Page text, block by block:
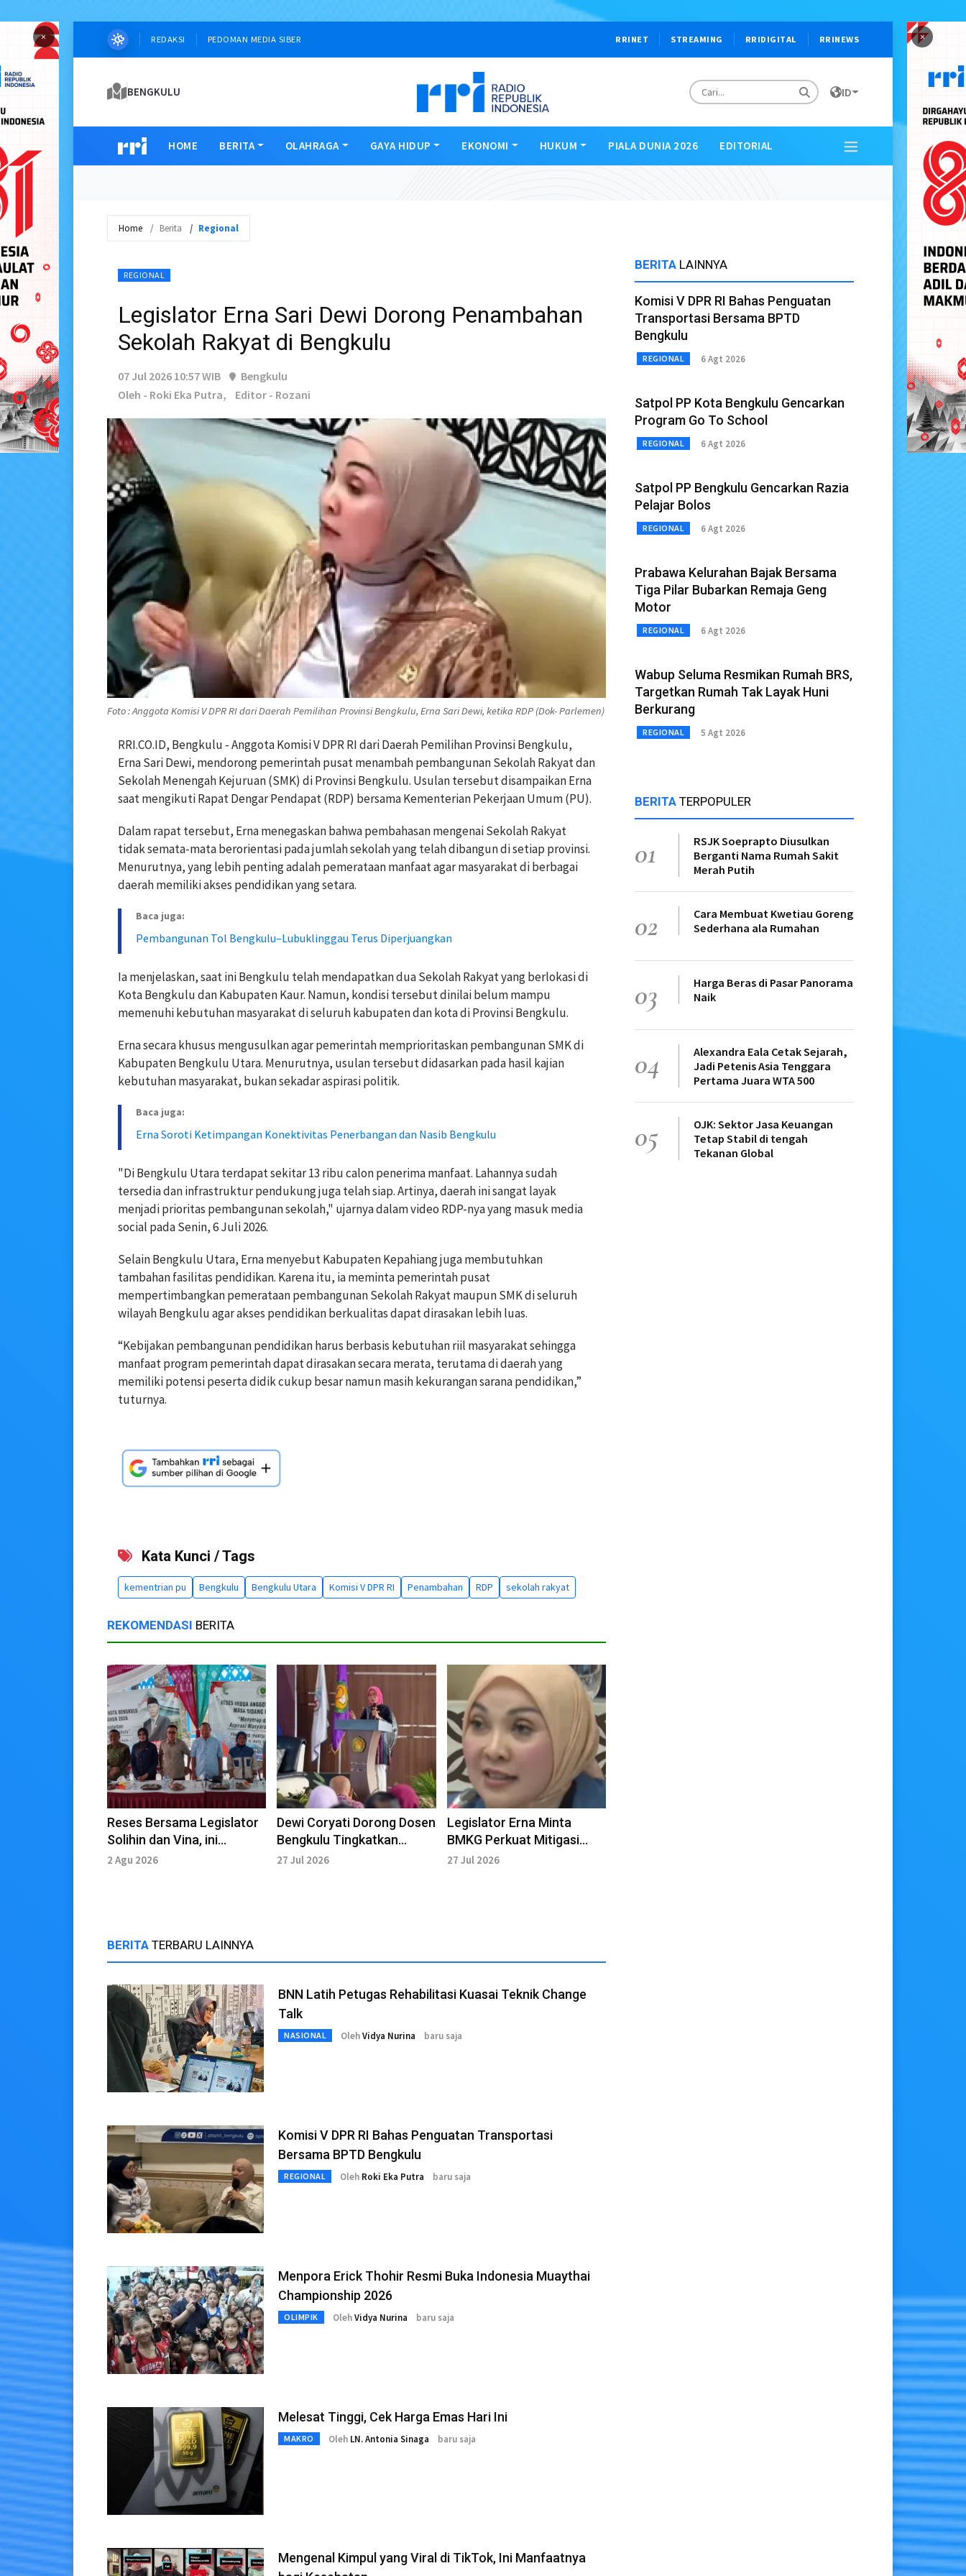
× ×
REDAKSI PEDOMAN MEDIA SIBER RRINET STREAMING RRIDIGITAL RRINEWS
BENGKULU ID
HOME BERITA OLAHRAGA GAYA HIDUP EKONOMI HUKUM PIALA DUNIA 2026 EDITORIAL
Home Berita Regional
REGIONAL
Legislator Erna Sari Dewi Dorong Penambahan
Sekolah Rakyat di Bengkulu
07 Jul 2026 10:57 WIB
Bengkulu
Oleh - Roki Eka Putra,
Editor - Rozani
Foto : Anggota Komisi V DPR RI dari Daerah Pemilihan Provinsi Bengkulu, Erna Sari Dewi, ketika RDP (Dok- Parlemen)
RRI.CO.ID, Bengkulu - Anggota Komisi V DPR RI dari Daerah Pemilihan Provinsi Bengkulu,
Erna Sari Dewi, mendorong pemerintah pusat menambah pembangunan Sekolah Rakyat dan
Sekolah Menengah Kejuruan (SMK) di Provinsi Bengkulu. Usulan tersebut disampaikan Erna
saat mengikuti Rapat Dengar Pendapat (RDP) bersama Kementerian Pekerjaan Umum (PU).
Dalam rapat tersebut, Erna menegaskan bahwa pembahasan mengenai Sekolah Rakyat
tidak semata-mata berorientasi pada jumlah sekolah yang telah dibangun di setiap provinsi.
Menurutnya, yang lebih penting adalah pemerataan manfaat agar masyarakat di berbagai
daerah memiliki akses pendidikan yang setara.
Baca juga:
Pembangunan Tol Bengkulu–Lubuklinggau Terus Diperjuangkan
Ia menjelaskan, saat ini Bengkulu telah mendapatkan dua Sekolah Rakyat yang berlokasi di
Kota Bengkulu dan Kabupaten Kaur. Namun, kondisi tersebut dinilai belum mampu
memenuhi kebutuhan masyarakat di seluruh kabupaten dan kota di Provinsi Bengkulu.
Erna secara khusus mengusulkan agar pemerintah memprioritaskan pembangunan SMK di
Kabupaten Bengkulu Utara. Menurutnya, usulan tersebut didasarkan pada hasil kajian
kebutuhan masyarakat, bukan sekadar aspirasi politik.
Baca juga:
Erna Soroti Ketimpangan Konektivitas Penerbangan dan Nasib Bengkulu
"Di Bengkulu Utara terdapat sekitar 13 ribu calon penerima manfaat. Lahannya sudah
tersedia dan infrastruktur pendukung juga telah siap. Artinya, daerah ini sangat layak
menjadi prioritas pembangunan sekolah," ujarnya dalam video RDP-nya yang masuk media
social pada Senin, 6 Juli 2026.
Selain Bengkulu Utara, Erna menyebut Kabupaten Kepahiang juga membutuhkan
tambahan fasilitas pendidikan. Karena itu, ia meminta pemerintah pusat
mempertimbangkan pemerataan pembangunan Sekolah Rakyat maupun SMK di seluruh
wilayah Bengkulu agar akses pendidikan berkualitas dapat dirasakan lebih luas.
“Kebijakan pembangunan pendidikan harus berbasis kebutuhan riil masyarakat sehingga
manfaat program pemerintah dapat dirasakan secara merata, terutama di daerah yang
memiliki potensi peserta didik cukup besar namun masih kekurangan sarana pendidikan,”
tuturnya.
Kata Kunci / Tags
kementrian pu Bengkulu Bengkulu Utara Komisi V DPR RI Penambahan RDP sekolah rakyat
REKOMENDASI BERITA
Reses Bersama Legislator
Solihin dan Vina, ini
Berbagai Aspirasi Warga
2 Agu 2026
Dewi Coryati Dorong Dosen
Bengkulu Tingkatkan
Profesionalisme dan Daya
27 Jul 2026
Legislator Erna Minta
BMKG Perkuat Mitigasi
Gempa dan Tsunami di
27 Jul 2026
BERITA TERBARU LAINNYA
BNN Latih Petugas Rehabilitasi Kuasai Teknik Change
Talk
NASIONAL OlehVidya Nurina baru saja
Komisi V DPR RI Bahas Penguatan Transportasi
Bersama BPTD Bengkulu
REGIONAL Oleh Roki Eka Putra baru saja
Menpora Erick Thohir Resmi Buka Indonesia Muaythai
Championship 2026
OLIMPIK OlehVidya Nurina baru saja
Melesat Tinggi, Cek Harga Emas Hari Ini
MAKRO Oleh LN. Antonia Sinaga baru saja
Mengenal Kimpul yang Viral di TikTok, Ini Manfaatnya
BERITA LAINNYA
Komisi V DPR RI Bahas Penguatan
Transportasi Bersama BPTD
Bengkulu
REGIONAL 6 Agt 2026
Satpol PP Kota Bengkulu Gencarkan
Program Go To School
REGIONAL 6 Agt 2026
Satpol PP Bengkulu Gencarkan Razia
Pelajar Bolos
REGIONAL 6 Agt 2026
Prabawa Kelurahan Bajak Bersama
Tiga Pilar Bubarkan Remaja Geng
Motor
REGIONAL 6 Agt 2026
Wabup Seluma Resmikan Rumah BRS,
Targetkan Rumah Tak Layak Huni
Berkurang
REGIONAL 5 Agt 2026
BERITA TERPOPULER
01
RSJK Soeprapto Diusulkan
Berganti Nama Rumah Sakit
Merah Putih
02
Cara Membuat Kwetiau Goreng
Sederhana ala Rumahan
03
Harga Beras di Pasar Panorama
Naik
04
Alexandra Eala Cetak Sejarah,
Jadi Petenis Asia Tenggara
Pertama Juara WTA 500
05
OJK: Sektor Jasa Keuangan
Tetap Stabil di tengah
Tekanan Global